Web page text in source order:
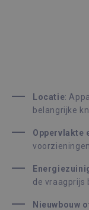
Locatie:
belangrijke
Oppervlakte
de vraagprijs
Nieuwbouw